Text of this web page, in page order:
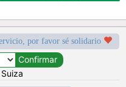
por favor sé solidario